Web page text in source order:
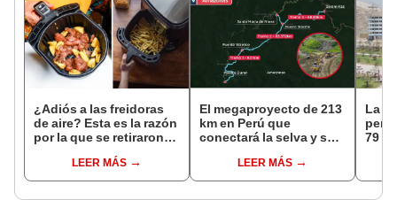
¿Adiós a las freidoras
de aire? Esta es la razón
por la que se retiraron
mercadoLEER MÁS
El megaproyecto de 213
km en Perú que
conectará la selva y será
costará S/1.300 millones
LEER MÁS
La
79